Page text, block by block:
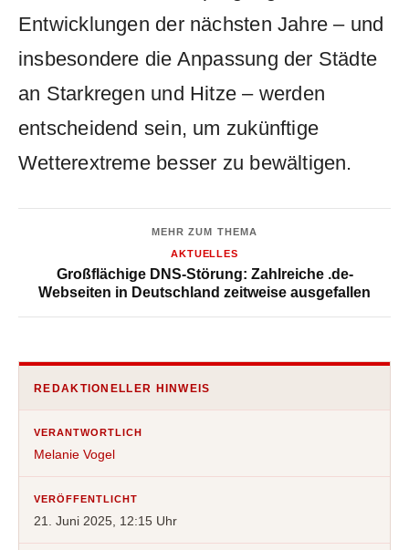
Entwicklungen der nächsten Jahre – und
insbesondere die Anpassung der Städte
an Starkregen und Hitze – werden
entscheidend sein, um zukünftige
Wetterextreme besser zu bewältigen.
MEHR ZUM THEMA
AKTUELLES
Großflächige DNS-Störung: Zahlreiche .de-
Webseiten in Deutschland zeitweise ausgefallen
REDAKTIONELLER HINWEIS
VERANTWORTLICH
Melanie Vogel
VERÖFFENTLICHT
21. Juni 2025, 12:15 Uhr